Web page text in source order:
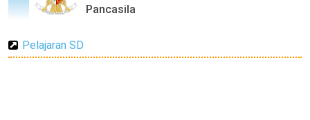
Pancasila
Pelajaran SD